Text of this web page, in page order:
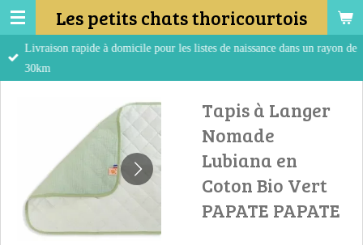
Passer
au
contenu
Les petits chats thoricourtois
Livraison rapide à domicile pour les listes de naissance dans un rayon de
30km
Tapis à Langer
Nomade
Lubiana en
Coton Bio Vert
PAPATE PAPATE